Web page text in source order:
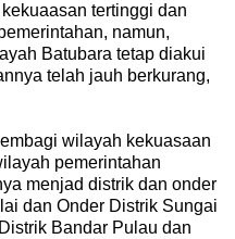
tertinggi dan
namun,
Batubara tetap diakui
telah jauh berkurang,
wilayah kekuasaan
pemerintahan
menjad distrik dan onder
dan Onder Distrik Sungai
Bandar Pulau dan